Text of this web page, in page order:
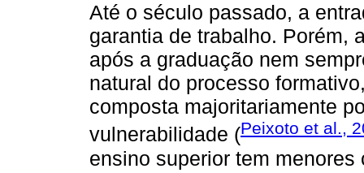
Até o século passado, a
garantia de trabalho. Porém,
após a graduação nem
natural do processo
composta majoritariamente
vulnerabilidade (Peixoto et al.,
ensino superior tem